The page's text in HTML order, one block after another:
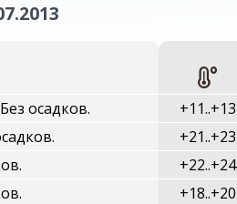
осадков. +11..+13
+21..+23
+22..+24
+18..+20